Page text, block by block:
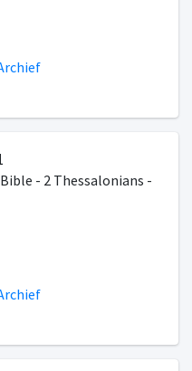
- 2 Thessalonians -